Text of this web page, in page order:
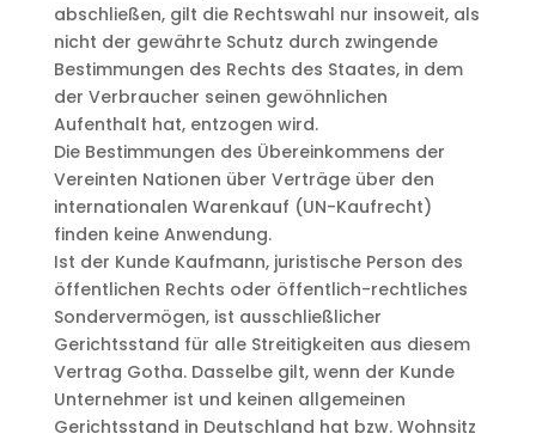
abschließen, gilt die Rechtswahl nur insoweit, als
nicht der gewährte Schutz durch zwingende
Bestimmungen des Rechts des Staates, in dem
der Verbraucher seinen gewöhnlichen
Aufenthalt hat, entzogen wird.
Die Bestimmungen des Übereinkommens der
Vereinten Nationen über Verträge über den
internationalen Warenkauf (UN-Kaufrecht)
finden keine Anwendung.
Ist der Kunde Kaufmann, juristische Person des
öffentlichen Rechts oder öffentlich-rechtliches
Sondervermögen, ist ausschließlicher
Gerichtsstand für alle Streitigkeiten aus diesem
Vertrag Gotha. Dasselbe gilt, wenn der Kunde
Unternehmer ist und keinen allgemeinen
Gerichtsstand in Deutschland hat bzw. Wohnsitz